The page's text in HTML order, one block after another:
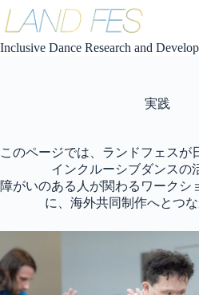
コ
ン
テ
プ
Inclusive Dance Research and
実践
このページでは、ランドフェスが
インクルーシブダンスの
障がいのある人が関わるワークシ
に、海外共同制作へとつ